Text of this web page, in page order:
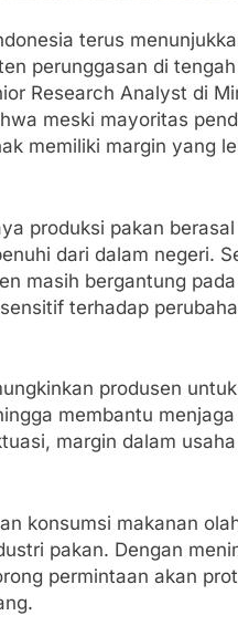
terus
perunggasan di
Research Analyst di
meski mayoritas
memiliki margin yang
produksi pakan
dari dalam negeri.
masih bergantung
terhadap
produsen
membantu
margin dalam
konsumsi makanan
pakan. Dengan
permintaan akan